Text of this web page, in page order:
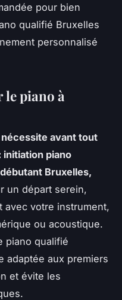
pour bien
qualifié Bruxelles
personnalisé
le piano à
avant tout
piano
Bruxelles,
un départ serein,
avec votre instrument,
ou acoustique.
piano qualifié
adaptée aux premiers
et évite les